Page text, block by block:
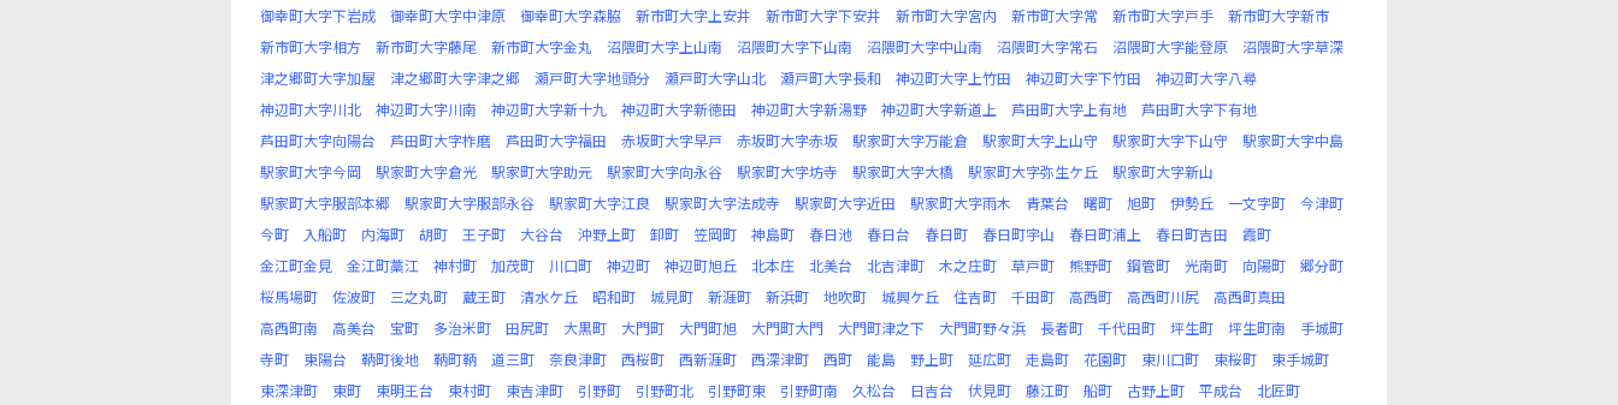
御幸町大字下岩成
御幸町大字中津原 御幸町大字森脇 新市町大字上安井 新市町大字下安井 新市町大字宮内 新市町大字常 新市町大字戸手
新市町大字新市
新市町大字相方
新市町大字藤尾 新市町大字金丸 沼隈町大字上山南 沼隈町大字下山南 沼隈町大字中山南 沼隈町大字常石 沼隈町大字能登原
沼隈町大字草深
津之郷町大字加屋
津之郷町大字津之郷 瀬戸町大字地頭分 瀬戸町大字山北 瀬戸町大字長和 神辺町大字上竹田 神辺町大字下竹田
神辺町大字八尋
神辺町大字川北
神辺町大字川南 神辺町大字新十九 神辺町大字新徳田 神辺町大字新湯野 神辺町大字新道上 芦田町大字上有地
芦田町大字下有地
芦田町大字向陽台
芦田町大字柞磨 芦田町大字福田 赤坂町大字早戸 赤坂町大字赤坂 駅家町大字万能倉 駅家町大字上山守 駅家町大字下山守
駅家町大字中島
駅家町大字今岡
駅家町大字倉光 駅家町大字助元 駅家町大字向永谷 駅家町大字坊寺 駅家町大字大橋 駅家町大字弥生ケ丘
駅家町大字新山
駅家町大字服部本郷
駅家町大字服部永谷 駅家町大字江良 駅家町大字法成寺 駅家町大字近田 駅家町大字雨木 青葉台 曙町 旭町 伊勢丘 一文字町
今津町
今町
入船町 内海町 胡町 王子町 大谷台 沖野上町 卸町 笠岡町 神島町 春日池 春日台 春日町 春日町宇山 春日町浦上 春日町吉田
霞町
金江町金見
金江町藁江 神村町 加茂町 川口町 神辺町 神辺町旭丘 北本庄 北美台 北吉津町 木之庄町 草戸町 熊野町 鋼管町 光南町 向陽町
郷分町
桜馬場町
佐波町 三之丸町 蔵王町 清水ケ丘 昭和町 城見町 新涯町 新浜町 地吹町 城興ケ丘 住吉町 千田町 高西町 高西町川尻
高西町真田
高西町南
高美台 宝町 多治米町 田尻町 大黒町 大門町 大門町旭 大門町大門 大門町津之下 大門町野々浜 長者町 千代田町 坪生町 坪生町南
手城町
寺町
東陽台 鞆町後地 鞆町鞆 道三町 奈良津町 西桜町 西新涯町 西深津町 西町 能島 野上町 延広町 走島町 花園町 東川口町 東桜町
東手城町
東深津町
東町 東明王台 東村町 東吉津町 引野町 引野町北 引野町東 引野町南 久松台 日吉台 伏見町 藤江町 船町 古野上町 平成台
北匠町